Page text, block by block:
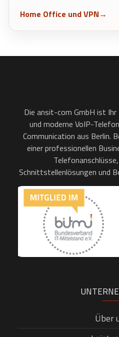
Home Office und VPN
Die ansit-com GmbH ist
und moderne VoIP-
Communication aus Berlin.
einer professionellen
Schnittstellenlösungen und
Über